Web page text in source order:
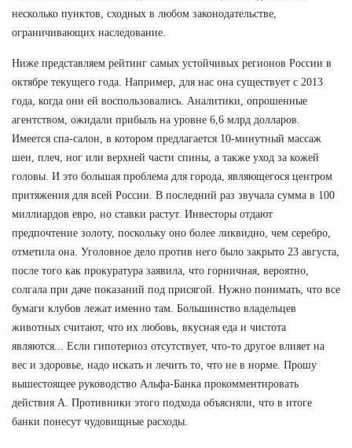
несколько пунктов, сходных в любом законодательстве,
ограничивающих наследование.
Ниже представляем рейтинг самых устойчивых регионов России в
октябре текущего года. Например, для нас она существует с 2013
года, когда они ей воспользовались. Аналитики, опрошенные
агентством, ожидали прибыль на уровне 6,6 млрд долларов.
Имеется спа-салон, в котором предлагается 10-минутный массаж
шеи, плеч, ног или верхней части спины, а также уход за кожей
головы. И это большая проблема для города, являющегося центром
притяжения для всей России. В последний раз звучала сумма в 100
миллиардов евро, но ставки растут. Инвесторы отдают
предпочтение золоту, поскольку оно более ликвидно, чем серебро,
отметила она. Уголовное дело против него было закрыто 23 августа,
после того как прокуратура заявила, что горничная, вероятно,
солгала при даче показаний под присягой. Нужно понимать, что все
бумаги клубов лежат именно там. Большинство владельцев
животных считают, что их любовь, вкусная еда и чистота
являются... Если гипотериоз отсутствует, что-то другое влияет на
вес и здоровье, надо искать и лечить то, что не в норме. Прошу
вышестоящее руководство Альфа-Банка прокомментировать
действия А. Противники этого подхода объясняли, что в итоге
банки понесут чудовищные расходы.